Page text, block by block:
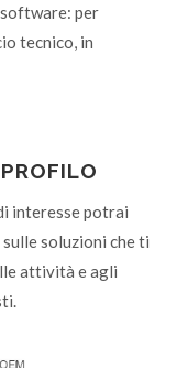
per
tecnico, in
interesse potrai
soluzioni che ti
attività e agli